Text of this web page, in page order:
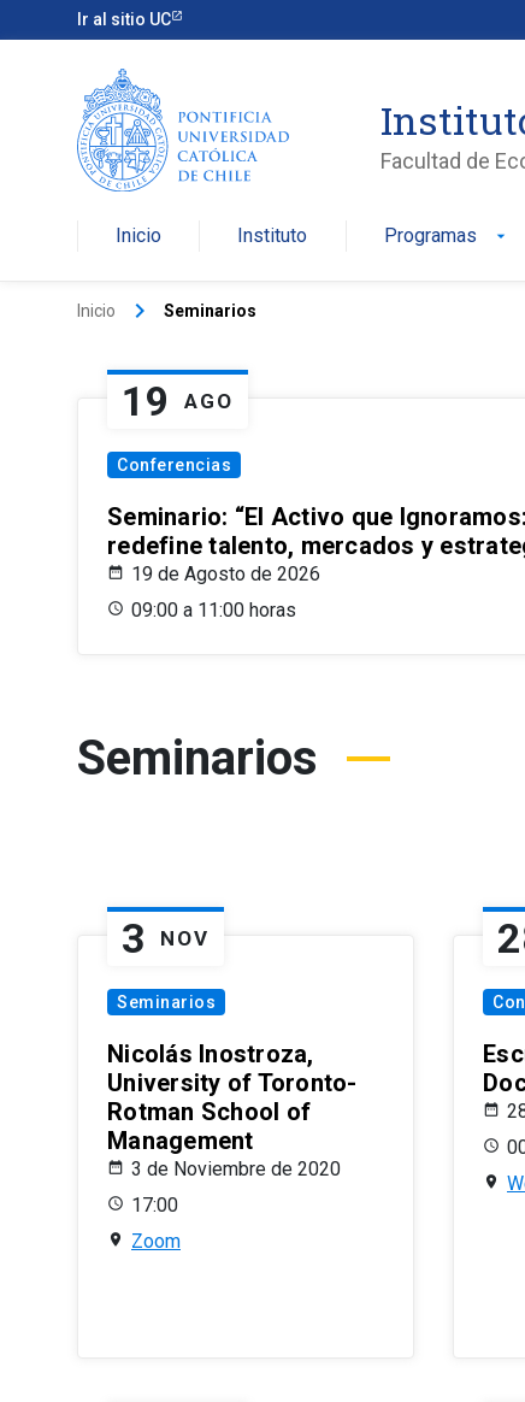
Ir al sitio UC
Facultad de
Inicio Instituto Programas arrow_drop_down
Inicio keyboard_arrow_right Seminarios
19 AGO
Conferencias
Seminario: “El Activo que
redefine talento, mercados y
19 de Agosto de 2026
09:00 a 11:00 horas
Seminarios
3 NOV
Seminarios
Nicolás Inostroza,
University of Toronto-
Rotman School of
Management
3 de Noviembre de 2020
17:00
Zoom